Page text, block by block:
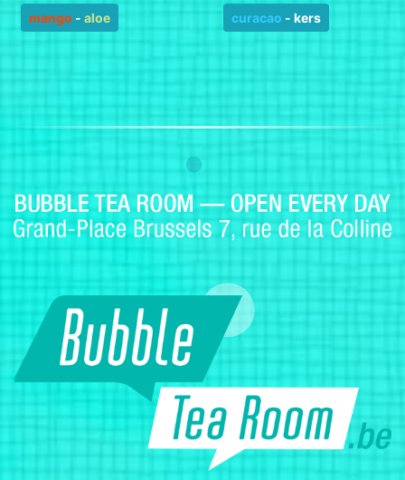
mango - aloe curacao - kers